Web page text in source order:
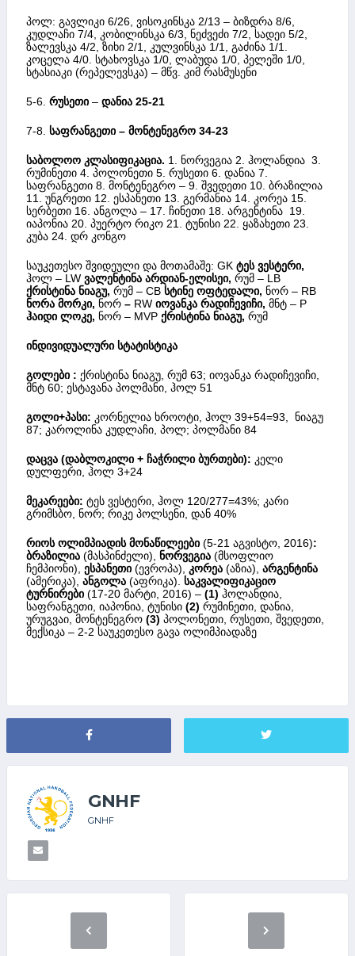
პოლ: გავლიკი 6/26, ვისოკინსკა 2/13 – ბიზდრა 8/6,
კუდლაჩი 7/4, კობილინსკა 6/3, ნეძვეძი 7/2, სადეი 5/2,
ზალევსკა 4/2, ზიხი 2/1, კულვინსკა 1/1, გაძინა 1/1.
კოცელა 4/0. სტახოვსკა 1/0, ლაბუდა 1/0, პელეში 1/0,
სტასიაკი (რეპელევსკა) – მწვ. კიმ რასმუსენი
5-6. რუსეთი – დანია 25-21
7-8. საფრანგეთი – მონტენეგრო 34-23
საბოლოო კლასიფიკაცია. 1. ნორვეგია 2. ჰოლანდია 3.
რუმინეთი 4. პოლონეთი 5. რუსეთი 6. დანია 7.
საფრანგეთი 8. მონტენეგრო – 9. შვედეთი 10. ბრაზილია
11. უნგრეთი 12. ესპანეთი 13. გერმანია 14. კორეა 15.
სერბეთი 16. ანგოლა – 17. ჩინეთი 18. არგენტინა 19.
იაპონია 20. პუერტო რიკო 21. ტუნისი 22. ყაზახეთი 23.
კუბა 24. დრ კონგო
საუკეთესო შვიდეული და მოთამაშე: GK ტეს ვესტერი,
ჰოლ – LW ვალენტინა არდიან-ელისეი, რუმ – LB
ქრისტინა ნიაგუ, რუმ – CB სტინე ოფტედალი, ნორ – RB
ნორა მორკი, ნორ – RW იოვანკა რადიჩევიჩი, მნტ – P
ჰაიდი ლოკე, ნორ – MVP ქრისტინა ნიაგუ, რუმ
ინდივიდუალური სტატისტიკა
გოლები : ქრისტინა ნიაგუ, რუმ 63; იოვანკა რადიჩევიჩი,
მნტ 60; ესტავანა პოლმანი, ჰოლ 51
გოლი+პასი: კორნელია ხროოტი, ჰოლ 39+54=93, ნიაგუ
87; კაროლინა კუდლაჩი, პოლ; პოლმანი 84
დაცვა (დაბლოკილი + ჩაჭრილი ბურთები): კელი
დულფერი, ჰოლ 3+24
მეკარეები: ტეს ვესტერი, ჰოლ 120/277=43%; კარი
გრიმსბო, ნორ; რიკე პოლსენი, დან 40%
რიოს ოლიმპიადის მონაწილეები (5-21 აგვისტო, 2016):
ბრაზილია (მასპინძელი), ნორვეგია (მსოფლიო
ჩემპიონი),
ესპანეთი (ევროპა), კორეა (აზია), არგენტინა
(ამერიკა), ანგოლა (აფრიკა). საკვალიფიკაციო
ტურნირები (17-20 მარტი, 2016) – (1) ჰოლანდია,
საფრანგეთი, იაპონია, ტუნისი (2) რუმინეთი, დანია,
ურუგვაი, მონტენეგრო (3) პოლონეთი, რუსეთი, შვედეთი,
მექსიკა – 2-2 საუკეთესო გავა ოლიმპიადაზე
GNHF
GNHF